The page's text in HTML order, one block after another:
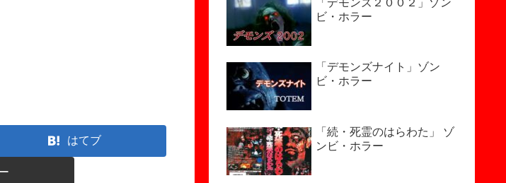
はてブ
ビ・ホラー
「デモンズナイト」ゾン
ビ・ホラー
「続・死霊のはらわた」 ゾ
ンビ・ホラー